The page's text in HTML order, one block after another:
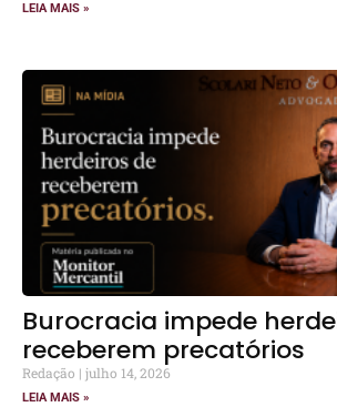
LEIA MAIS »
Burocracia impede
receberem precatórios
Redação julho 14, 2026
LEIA MAIS »